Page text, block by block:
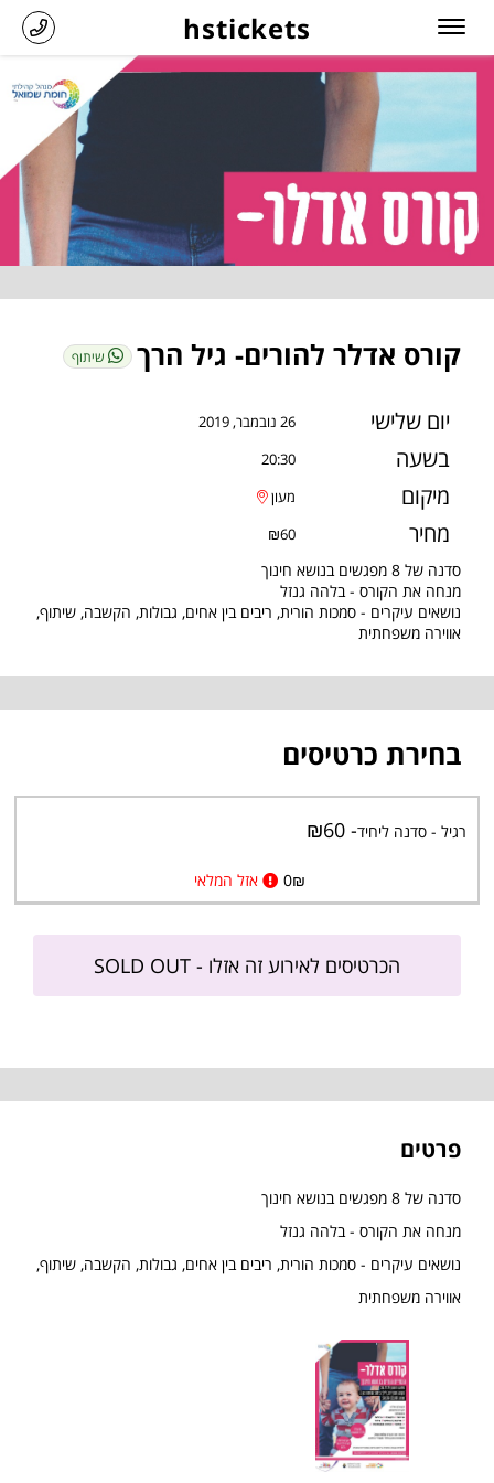
hstickets
קורס אדלר להורים- גיל הרך שיתוף
יום שלישי 26 נובמבר, 2019
בשעה 20:30
מיקום מעון
מחיר ₪60
סדנה של 8 מפגשים בנושא חינוך
מנחה את הקורס - בלהה גנזל
נושאים עיקרים - סמכות הורית, ריבים בין אחים, גבולות, הקשבה, שיתוף,
אווירה משפחתית
בחירת כרטיסים
רגיל - סדנה ליחיד- ₪60
₪
0 אזל המלאי
הכרטיסים לאירוע זה אזלו - SOLD OUT
פרטים
סדנה של 8 מפגשים בנושא חינוך
מנחה את הקורס - בלהה גנזל
נושאים עיקרים - סמכות הורית, ריבים בין אחים, גבולות, הקשבה, שיתוף,
אווירה משפחתית